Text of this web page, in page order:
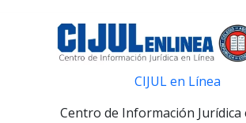
CIJUL en Línea
Centro de Información Jurídica